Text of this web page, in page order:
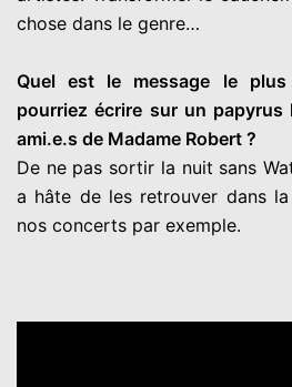
chose dans le genre…
Quel est le message le
pourriez écrire sur un
ami.e.s de Madame Robert ?
De ne pas sortir la nuit sans
a hâte de les retrouver dans
nos concerts par exemple.